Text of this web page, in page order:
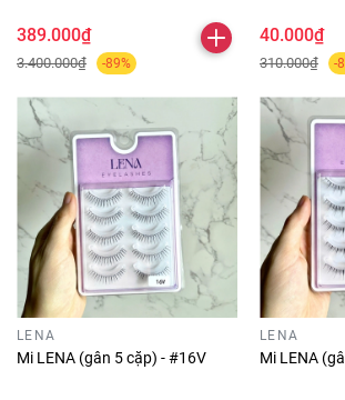
389.000₫
3.400.000₫ -89%
40.000₫
310.000₫ -
LENA
Mi LENA (gân 5 cặp) - #16V
LENA
Mi LENA